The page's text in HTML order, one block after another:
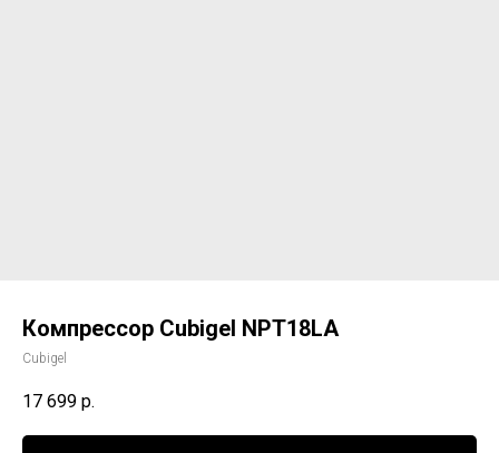
Компрессор Cubigel NPT18LA
Cubigel
17 699 р.